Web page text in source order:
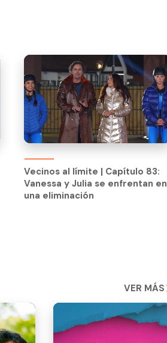
Vanessa y Julia se enfrentan en
una eliminación
Vecinos al límite | Capítulo 83:
Vanessa y Julia se enfrentan en
una eliminación
VER MÁS